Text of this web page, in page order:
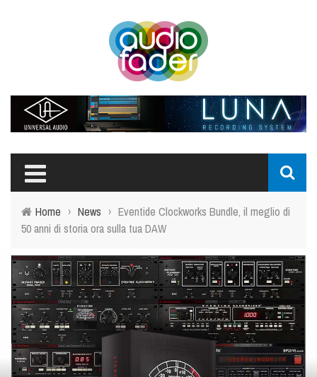
Home › News › Eventide Clockworks Bundle, il meglio di
50 anni di storia ora sulla tua DAW